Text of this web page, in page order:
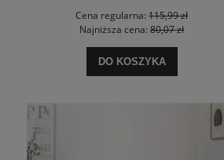
Cena regularna: 115,99 zł
Najniższa cena: 80,07 zł
DO KOSZYKA